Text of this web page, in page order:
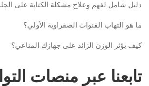
دليل شامل لفهم وعلاج مشكلة الكتابة على
ما هو التهاب القنوات الصفراوية الأولي؟
كيف يؤثر الوزن الزائد على جهازك المناعي؟
تابعنا عبر منصات